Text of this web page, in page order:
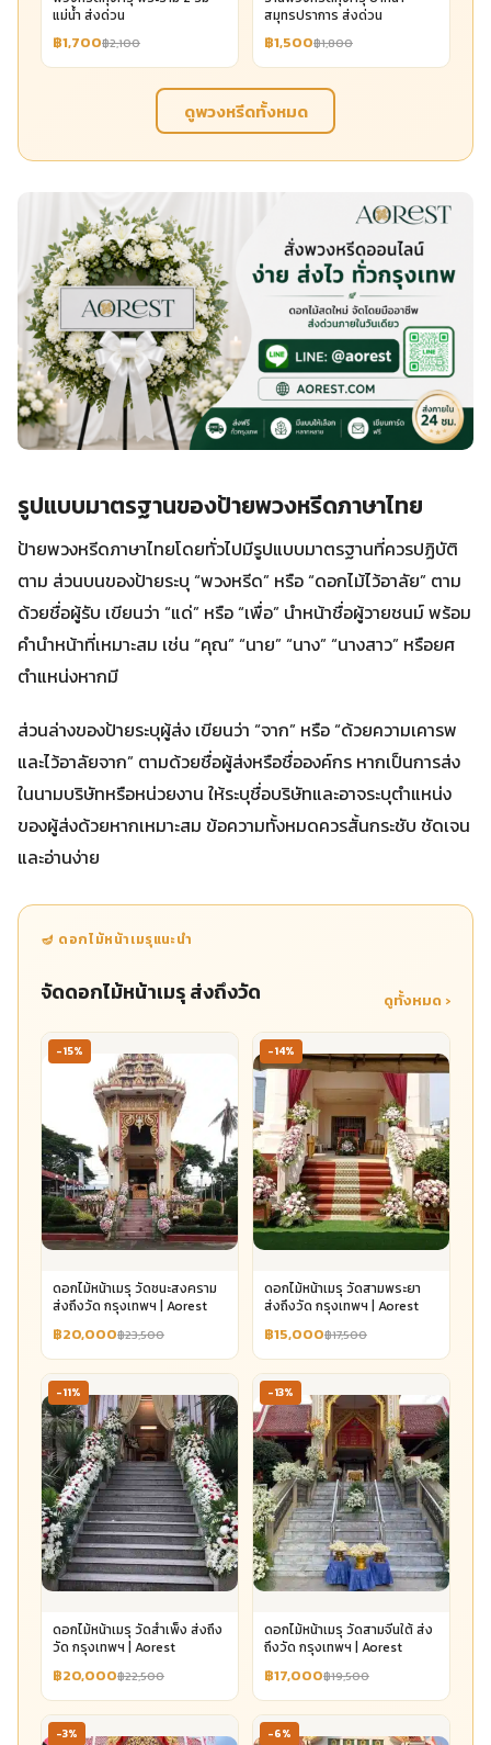
แม่น้ำ ส่งด่วน
฿1,700฿2,100
สมุทรปราการ ส่งด่วน
฿1,500฿1,800
ดูพวงหรีดทั้งหมด
รูปแบบมาตรฐานของป้ายพวงหรีดภาษาไทย
ป้ายพวงหรีดภาษาไทยโดยทั่วไปมีรูปแบบมาตรฐานที่ควรปฏิบัติ
ตาม ส่วนบนของป้ายระบุ “พวงหรีด” หรือ “ดอกไม้ไว้อาลัย” ตาม
ด้วยชื่อผู้รับ เขียนว่า “แด่” หรือ “เพื่อ” นำหน้าชื่อผู้วายชนม์ พร้อม
คำนำหน้าที่เหมาะสม เช่น “คุณ” “นาย” “นาง” “นางสาว” หรือยศ
ตำแหน่งหากมี
ส่วนล่างของป้ายระบุผู้ส่ง เขียนว่า “จาก” หรือ “ด้วยความเคารพ
และไว้อาลัยจาก” ตามด้วยชื่อผู้ส่งหรือชื่อองค์กร หากเป็นการส่ง
ในนามบริษัทหรือหน่วยงาน ให้ระบุชื่อบริษัทและอาจระบุตำแหน่ง
ของผู้ส่งด้วยหากเหมาะสม ข้อความทั้งหมดควรสั้นกระชับ ชัดเจน
และอ่านง่าย
🪔 ดอกไม้หน้าเมรุแนะนำ
จัดดอกไม้หน้าเมรุ ส่งถึงวัด ดูทั้งหมด ›
-15%
ดอกไม้หน้าเมรุ วัดชนะสงคราม
ส่งถึงวัด กรุงเทพฯ | Aorest
฿20,000฿23,500
-14%
ดอกไม้หน้าเมรุ วัดสามพระยา
ส่งถึงวัด กรุงเทพฯ | Aorest
฿15,000฿17,500
-11%
ดอกไม้หน้าเมรุ วัดสำเพ็ง ส่งถึง
วัด กรุงเทพฯ | Aorest
฿20,000฿22,500
-13%
ดอกไม้หน้าเมรุ วัดสามจีนใต้ ส่ง
ถึงวัด กรุงเทพฯ | Aorest
฿17,000฿19,500
-3% -6%